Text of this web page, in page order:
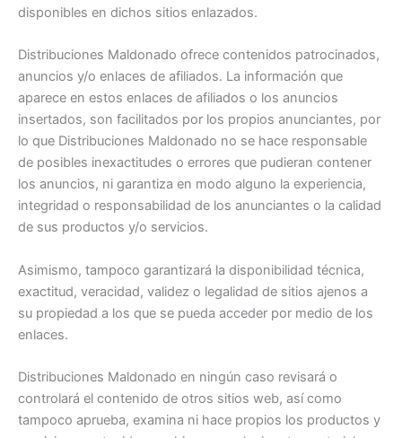
disponibles en dichos sitios enlazados.
Distribuciones Maldonado ofrece contenidos patrocinados,
anuncios y/o enlaces de afiliados. La información que
aparece en estos enlaces de afiliados o los anuncios
insertados, son facilitados por los propios anunciantes, por
lo que Distribuciones Maldonado no se hace responsable
de posibles inexactitudes o errores que pudieran contener
los anuncios, ni garantiza en modo alguno la experiencia,
integridad o responsabilidad de los anunciantes o la calidad
de sus productos y/o servicios.
Asimismo, tampoco garantizará la disponibilidad técnica,
exactitud, veracidad, validez o legalidad de sitios ajenos a
su propiedad a los que se pueda acceder por medio de los
enlaces.
Distribuciones Maldonado en ningún caso revisará o
controlará el contenido de otros sitios web, así como
tampoco aprueba, examina ni hace propios los productos y